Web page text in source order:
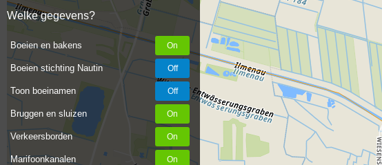
Welke gegevens?
Boeien en bakens
Boeien stichting Nautin
Toon boeinamen
Bruggen en sluizen
Verkeersborden
Marifoonkanalen